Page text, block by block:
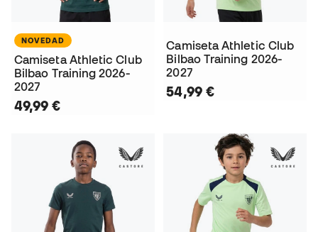
NOVEDAD
Camiseta Athletic Club
Bilbao Training 2026-
2027
49,99 €
Camiseta Athletic Club
Bilbao Training 2026-
2027
54,99 €